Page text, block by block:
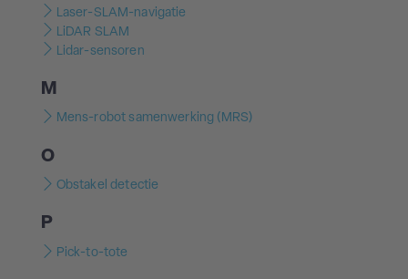
Laser-SLAM-navigatie
LiDAR SLAM
Lidar-sensoren
M
Mens-robot samenwerking (MRS)
O
Obstakel detectie
P
Pick-to-tote